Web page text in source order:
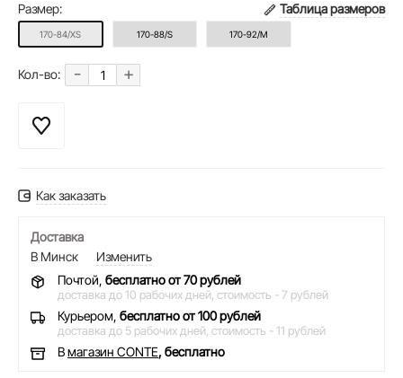
Размер: Таблица размеров
170-84/XS 170-88/S 170-92/M
Кол-во: - +
Как заказать
Доставка
В Минск
Изменить
Почтой, бесплатно от 70 рублей
доставка до 10 рабочих дней, стоимость - 7 рублей
Курьером, бесплатно от 100 рублей
доставка до 5 рабочих дней, стоимость - 11 рублей
Вмагазин CONTE, бесплатно